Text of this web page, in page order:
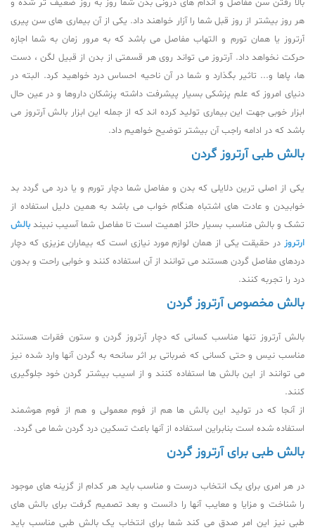
هر روز بیشتر از روز قبل شما را آزار خواهند داد. یکی از آن بیماری های سن پیری
آرتروز یا همان تورم و التهاب مفاصل می باشد که به مرور زمان به شما اجازه
حرکت نخواهد داد. آرتروز می تواند روی هر قسمتی از بدن از قبیل لگن ، دست
ها، پاها و... تاثیر بگذارد و شما در آن ناحیه احساس درد خواهید کرد. البته در
دنیای امروز که علم پزشکی بسیار پیشرفت داشته پزشکان داروها و در عین حال
ابزار خوبی جهت این بیماری تولید کرده اند که از جمله این ابزار بالش آرتروز می
باشد که در ادامه راجب آن بیشتر توضیح خواهیم داد.
بالش طبی آرتروز گردن
یکی از اصلی ترین دلایلی که بدن و مفاصل شما دچار تورم و یا درد می گردد بد
خوابیدن و عادت های اشتباه هنگام خواب می باشد به همین دلیل استفاده از
تشک و بالش مناسب بسیار حائز اهمیت است تا مفاصل شما آسیب نبیندبالش
ارتروز در حقیقت یکی از همان لوازم مورد نیازی است که بیماران عزیزی که دچار
دردهای مفاصل گردن هستند می توانند از آن استفاده کنند و خوابی راحت و بدون
درد را تجربه کنند.
بالش مخصوص آرتروز گردن
بالش آرتروز تنها مناسب کسانی که دچار آرتروز گردن و ستون فقرات هستند
مناسب نیس و حتی کسانی که ضرباتی بر اثر سانحه به گردن آنها وارد شده نیز
می توانند از این بالش ها استفاده کنند و از اسیب بیشتر گردن خود جلوگیری
کنند.
از آنجا که در تولید این بالش ها هم از فوم معمولی و هم از فوم هوشمند
استفاده شده است بنابراین استفاده از آنها باعث تسکین درد گردن شما می گردد.
بالش طبی برای آرتروز گردن
در هر امری برای یک انتخاب درست و مناسب باید هر کدام از گزینه های موجود
را شناخت و مزایا و معایب آنها را دانست و بعد تصمیم گرفت برای بالش های
طبی نیز این امر صدق می کند شما برای انتخاب یک بالش طبی مناسب باید